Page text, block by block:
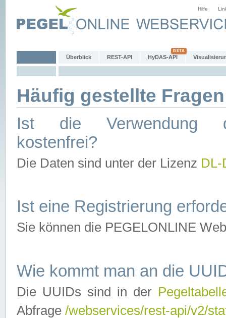
Hilfe
Überblick REST-API HyDAS-API
Häufig gestellte
Ist die Verwendung
kostenfrei?
Die Daten sind unter der Lizenz
Ist eine Registrierung
Sie können die PEGELONLINE
Wie kommt man an die
Die UUIDs sind in der
Abfrage /webservices/rest-api/v2/